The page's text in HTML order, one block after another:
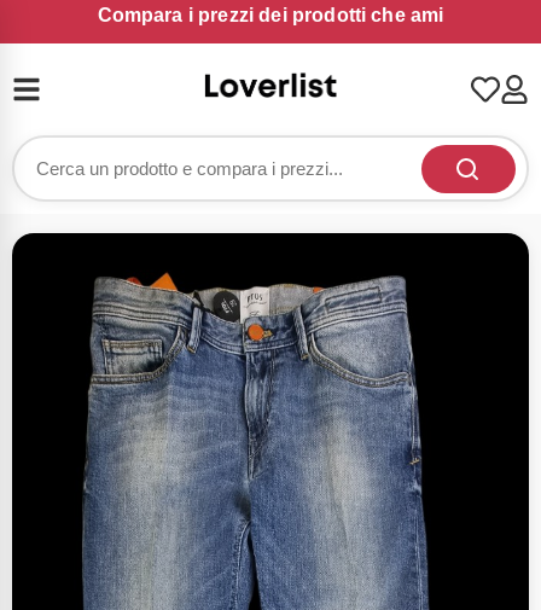
Compara i prezzi dei prodotti che ami